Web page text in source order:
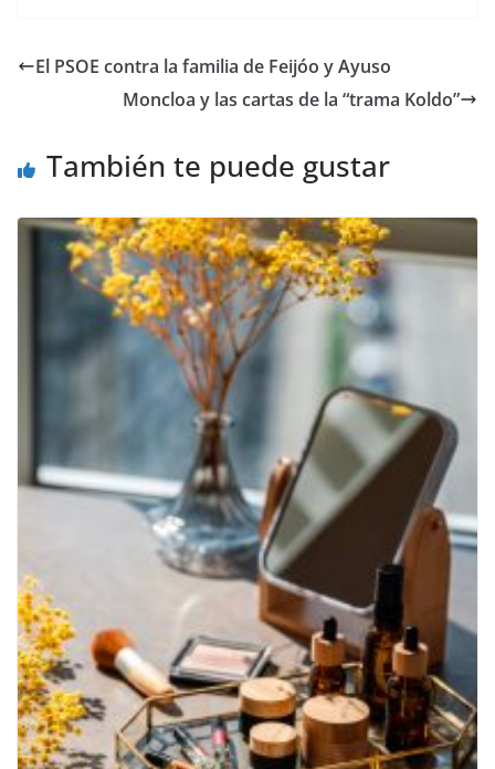
El PSOE contra la familia de Feijóo y Ayuso
Moncloa y las cartas de la “trama Koldo”
También te puede gustar